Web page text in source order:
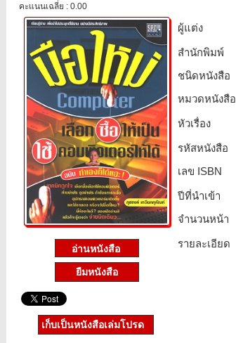
คะแนนเฉลี่ย : 0.00
ยืมหนังสือ
ผู้แต่ง
สำนักพิมพ์
ชนิดหนังสือ­
หมวดหนังสือ­
หัวเรื่อง
รหัสหนังสือ­
เลข ISBN
ปีที่นำเข้า
จำนวนหน้า
รายละเอียด
เก็บเป็นหนังสือเล่มโปรด